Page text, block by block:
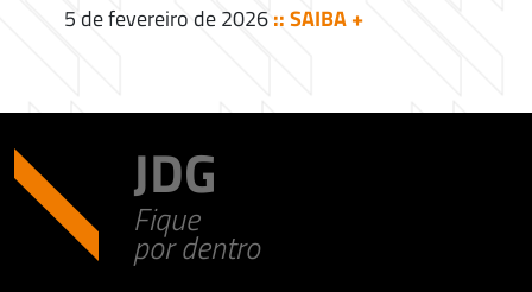
5 de fevereiro de 2026:: SAIBA +
JDG
Fique
por dentro